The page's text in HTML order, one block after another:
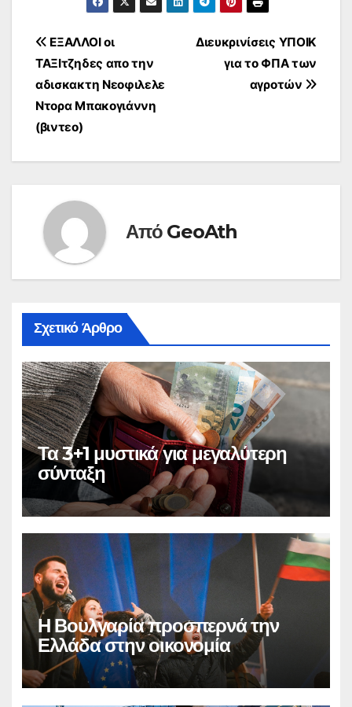
Πλοήγηση
άρθρων
Διευκρινίσεις ΥΠΟΙΚ
για το ΦΠΑ των
αγροτών
ΕΞΑΛΛΟΙ οι
ΤΑΞΙτζηδες απο την
αδισκακτη Νεοφιλελε
Ντορα Μπακογιάννη
(βιντεο)
Από GeoAth
Σχετικό Άρθρο
Τα 3+1 μυστικά για μεγαλύτερη
σύνταξη
Η Βουλγαρία προσπερνά την
Ελλάδα στην οικονομία